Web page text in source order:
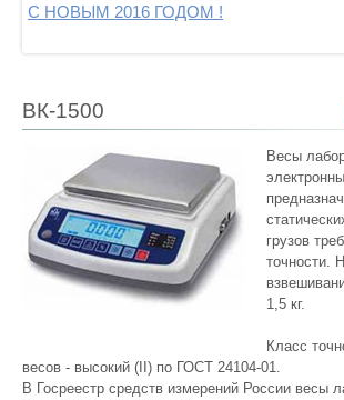
С НОВЫМ 2016 ГОДОМ !
ВК-1500
Весы
грузов
точности.
1,5 кг.
Класс
весов - высокий (II) по ГОСТ 24104-01.
В Госреестр средств измерений России весы